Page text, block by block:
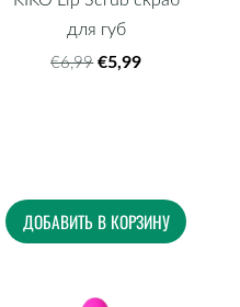
для губ
€6,99 €5,99
ДОБАВИТЬ В КОРЗИНУ